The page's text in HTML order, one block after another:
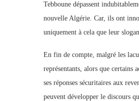
Tebboune dépassent
nouvelle Algérie. Car, ils ont
uniquement à cela que leur
En fin de compte, malgré les
représentants, alors que certains
ses réponses sécuritaires aux
peuvent développer le discours